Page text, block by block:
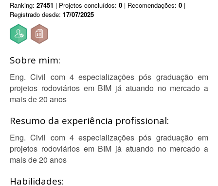
Ranking: 27451 | Projetos concluídos: 0 | Recomendações: 0 |
Registrado desde: 17/07/2025
Sobre mim:
Eng. Civil com 4 especializações pós graduação em
projetos rodoviários em BIM já atuando no mercado a
mais de 20 anos
Resumo da experiência profissional:
Eng. Civil com 4 especializações pós graduação em
projetos rodoviários em BIM já atuando no mercado a
mais de 20 anos
Habilidades: